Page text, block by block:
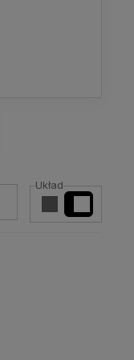
Układ